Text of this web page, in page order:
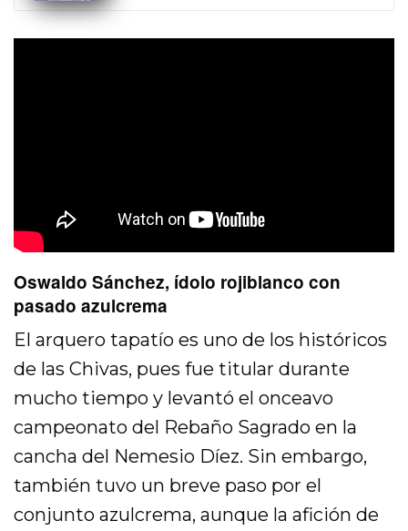
Oswaldo Sánchez, ídolo rojiblanco con
pasado azulcrema
El arquero tapatío es uno de los históricos
de las Chivas, pues fue titular durante
mucho tiempo y levantó el onceavo
campeonato del Rebaño Sagrado en la
cancha del Nemesio Díez. Sin embargo,
también tuvo un breve paso por el
conjunto azulcrema, aunque la afición de